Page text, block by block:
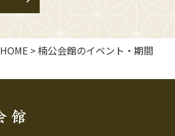
HOME >楠公会館のイベント・期間